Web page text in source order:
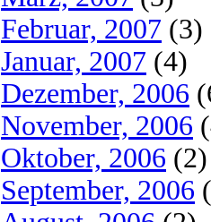
Februar, 2007 (3)
Januar, 2007 (4)
Dezember, 2006
November, 2006
Oktober, 2006 (2)
September, 2006